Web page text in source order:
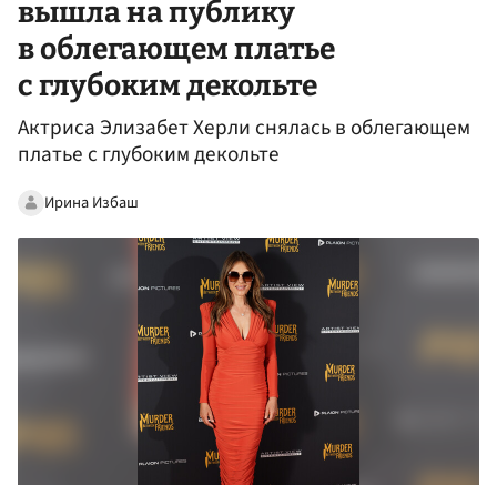
вышла на публику
в облегающем платье
с глубоким декольте
Актриса Элизабет Херли снялась в облегающем
платье с глубоким декольте
Ирина Избаш